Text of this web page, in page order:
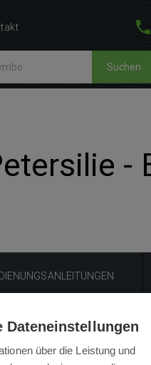
Suchen
-
Dateneinstellungen
über die Leistung und